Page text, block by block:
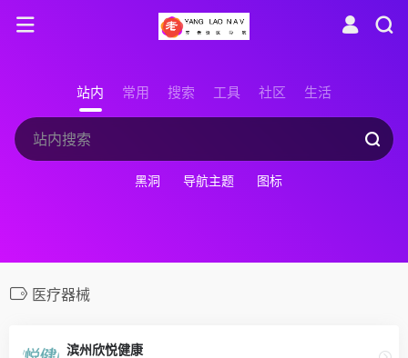
站内 常用 搜索 工具 社区 生活
黑洞 导航主题 图标
医疗器械
滨州欣悦健康